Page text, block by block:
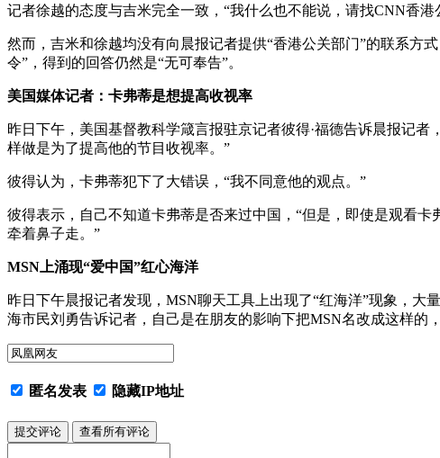
记者徐越的态度与吉米完全一致，“我什么也不能说，请找CNN香港
然而，吉米和徐越均没有向晨报记者提供“香港公关部门”的联系方
令”，得到的回答仍然是“无可奉告”。
美国媒体记者：卡弗蒂是想提高收视率
昨日下午，美国基督教科学箴言报驻京记者彼得·福德告诉晨报记
样做是为了提高他的节目收视率。”
彼得认为，卡弗蒂犯下了大错误，“我不同意他的观点。”
彼得表示，自己不知道卡弗蒂是否来过中国，“但是，即使是观看
牵着鼻子走。”
MSN上涌现“爱中国”红心海洋
昨日下午晨报记者发现，MSN聊天工具上出现了“红海洋”现象，大
海市民刘勇告诉记者，自己是在朋友的影响下把MSN名改成这样
匿名发表 隐藏IP地址